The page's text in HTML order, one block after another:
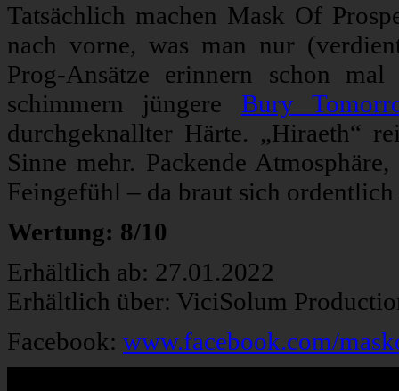
Tatsächlich machen Mask Of
nach vorne, was man nur
Prog-Ansätze erinnern schon
schimmern jüngere Bury
durchgeknallter Härte. „Hiraeth“
Sinne mehr. Packende
Feingefühl – da braut sich ordentlich
Wertung: 8/10
Erhältlich ab: 27.01.2022
Erhältlich über: ViciSolum
Facebook: www.facebook.com/